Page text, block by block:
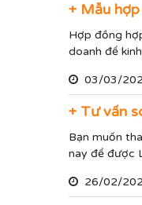
+ Mẫu
Hợp đồng
doanh để
03/03/
+ Tư vấn
Bạn muốn
nay để được
26/02/